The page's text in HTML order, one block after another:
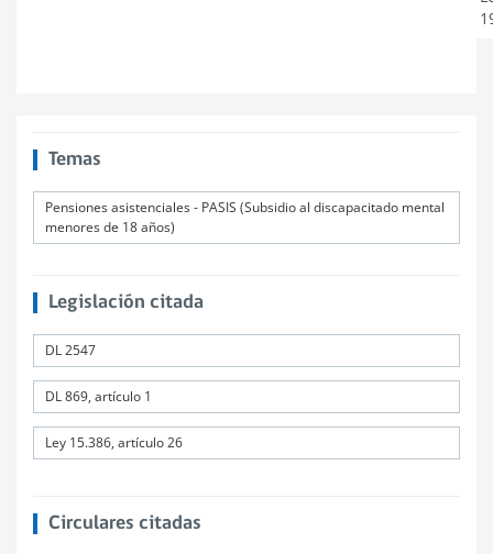
Temas
Pensiones asistenciales - PASIS (Subsidio al discapacitado mental
menores de 18 años)
Legislación citada
DL 2547
DL 869, artículo 1
Ley 15.386, artículo 26
Circulares citadas